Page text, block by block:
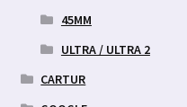
45MM
ULTRA / ULTRA 2
CARTUR